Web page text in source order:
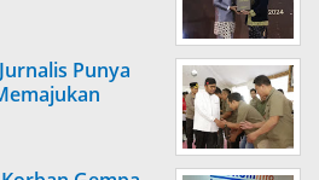
Punya